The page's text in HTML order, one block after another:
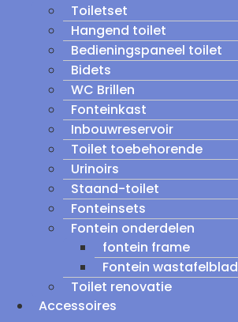
Toiletset
Hangend toilet
Bedieningspaneel toilet
Bidets
WC Brillen
Fonteinkast
Inbouwreservoir
Toilet toebehorende
Urinoirs
Staand-toilet
Fonteinsets
Fontein onderdelen
fontein frame
Fontein wastafelblad
Toilet renovatie
Accessoires